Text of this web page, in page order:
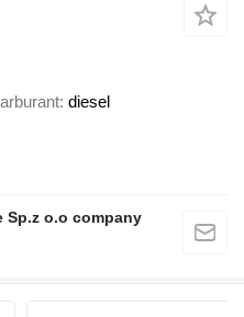
diesel
Sp.z o.o company